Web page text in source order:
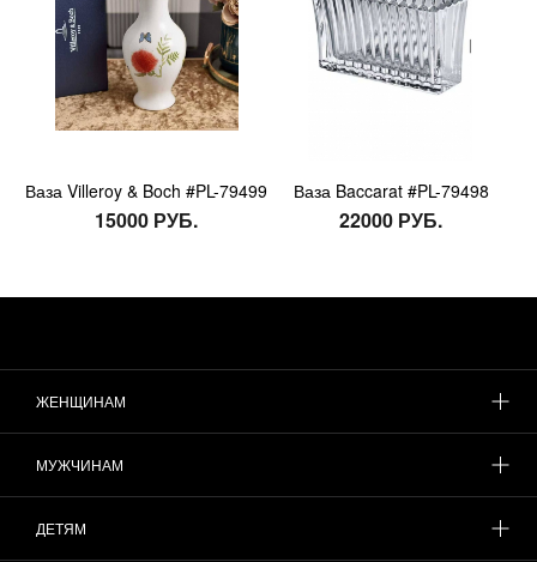
Ваза Villeroy & Boch #PL-79499
15000 РУБ.
Ваза Baccarat #PL-79498
22000 РУБ.
ЖЕНЩИНАМ
МУЖЧИНАМ
ДЕТЯМ